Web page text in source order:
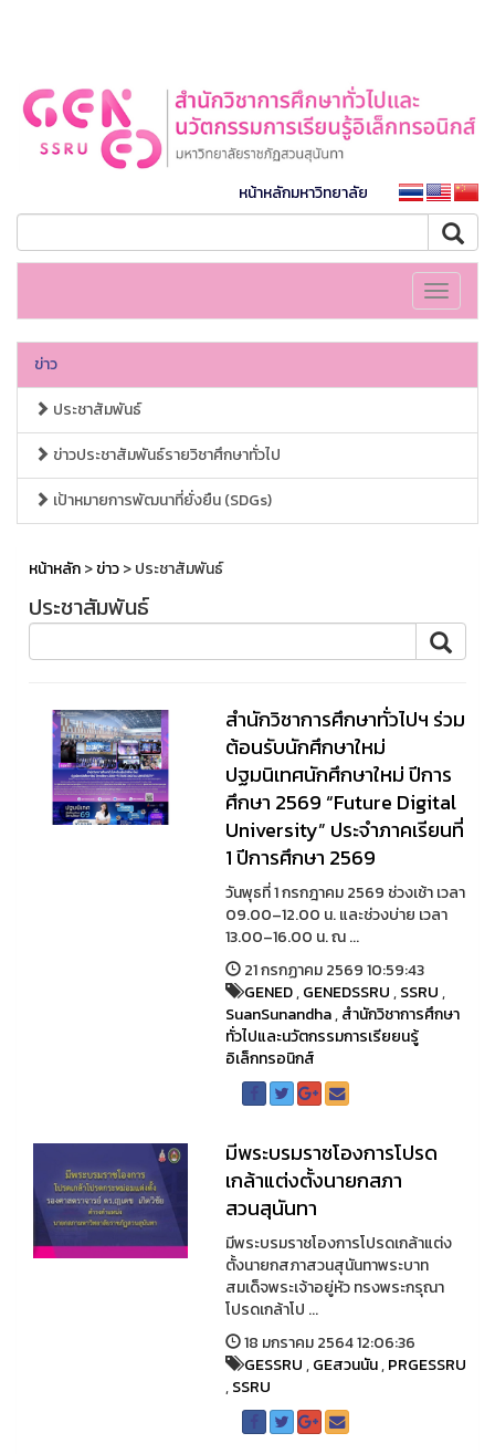
หน้าหลักมหาวิทยาลัย
Toggle
ข่าว
ประชาสัมพันธ์
ข่าวประชาสัมพันธ์รายวิชาศึกษาทั่วไป
เป้าหมายการพัฒนาที่ยั่งยืน (SDGs)
หน้าหลัก>ข่าว> ประชาสัมพันธ์
ประชาสัมพันธ์
สำนักวิชาการศึกษาทั่วไปฯ ร่วม
ต้อนรับนักศึกษาใหม่
ปฐมนิเทศนักศึกษาใหม่ ปีการ
ศึกษา 2569 “Future Digital
University” ประจำภาคเรียนที่
1 ปีการศึกษา 2569
วันพุธที่ 1 กรกฎาคม 2569 ช่วงเช้า เวลา
09.00–12.00 น. และช่วงบ่าย เวลา
13.00–16.00 น. ณ ...
21 กรกฏาคม 2569 10:59:43
GENED,GENEDSSRU,SSRU,
SuanSunandha,สำนักวิชาการศึกษา
ทั่วไปและนวัตกรรมการเรียยนรู้
อิเล็กทรอนิกส์
มีพระบรมราชโองการโปรด
เกล้าแต่งตั้งนายกสภา
สวนสุนันทา
มีพระบรมราชโองการโปรดเกล้าแต่ง
ตั้งนายกสภาสวนสุนันทาพระบาท
สมเด็จพระเจ้าอยู่หัว ทรงพระกรุณา
โปรดเกล้าโป ...
18 มกราคม 2564 12:06:36
GESSRU,GEสวนนัน,PRGESSRU
,SSRU